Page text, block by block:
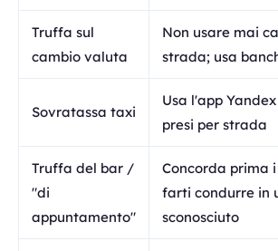
Truffa sul
cambio valuta
Non usare mai
strada; usa
Sovratassa taxi
Usa l'app
presi per strada
Truffa del bar /
"di
appuntamento"
Concorda prima i
farti condurre in
sconosciuto